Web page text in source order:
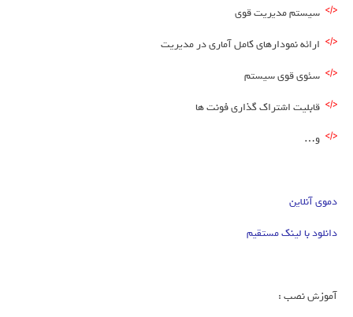
سیستم مدیریت قوی
ارائه نمودارهای کامل آماری در مدیریت
سئوی قوی سیستم
قابلیت اشتراک گذاری فونت ها
و…
دموی آنلاین
دانلود با لینک مستقیم
آموزش نصب :